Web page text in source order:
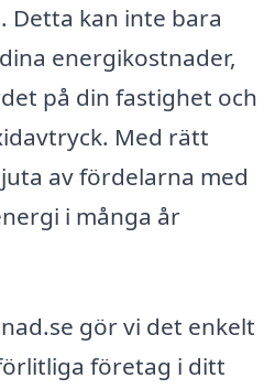
Detta kan inte bara
energikostnader,
på din fastighet och
Med rätt
av fördelarna med
i många år
gör vi det enkelt
företag i ditt